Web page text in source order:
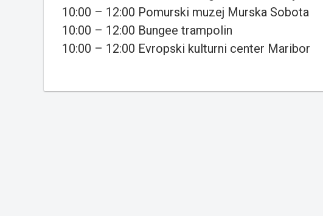
10:00 – 12:00 Pomurski muzej Murska Sobota
10:00 – 12:00 Bungee trampolin
10:00 – 12:00 Evropski kulturni center Maribor